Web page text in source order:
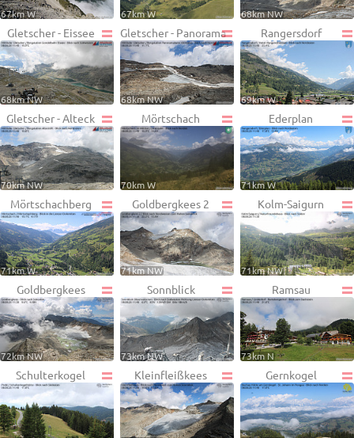
67km W 67km W 68km NW
Gletscher - Eissee
68km NW
Gletscher - Panorama
68km NW
Rangersdorf
69km W
Gletscher - Alteck
70km NW
Mörtschach
70km W
Ederplan
71km W
Mörtschachberg
71km W
Goldbergkees 2
71km NW
Kolm-Saigurn
71km NW
Goldbergkees
72km NW
Sonnblick
73km NW
Ramsau
73km N
Schulterkogel Kleinfleißkees Gernkogel